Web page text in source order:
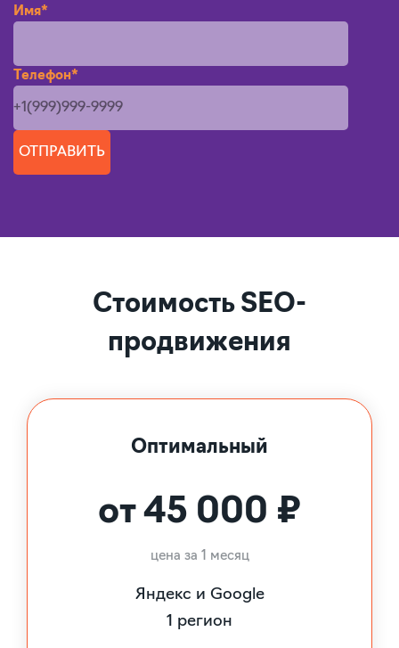
Имя*
Телефон*
ОТПРАВИТЬ
Стоимость SEO-
продвижения
Оптимальный
от 45 000 ₽
цена за 1 месяц
Яндекс и Google
1 регион